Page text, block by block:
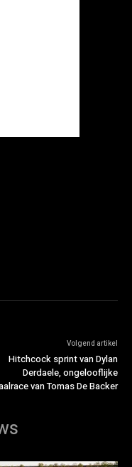
Volgend artikel
Hitchcock sprint van Dylan
Derdaele, ongelooflijke
van Tomas De Backer